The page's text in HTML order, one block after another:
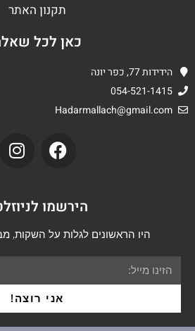
תקנון האתר
כאן לכל
הידידות 77, כפר יונה
054-521-1415
Hadarmallach@gmail.com
הירשמו
היו הראשונים לגלות על השקות,
אני רוצה!